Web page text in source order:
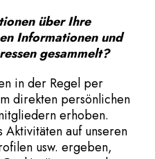
über Ihre
Informationen und
gesammelt?
in der Regel per
direkten persönlichen
erhoben.
auf unseren
usw. ergeben,